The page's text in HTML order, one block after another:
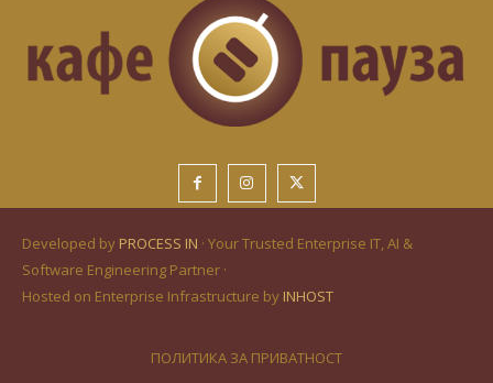
Developed by PROCESS IN · Your Trusted Enterprise IT, AI &
Software Engineering Partner ·
Hosted on Enterprise Infrastructure by INHOST
ПОЛИТИКА ЗА ПРИВАТНОСТ